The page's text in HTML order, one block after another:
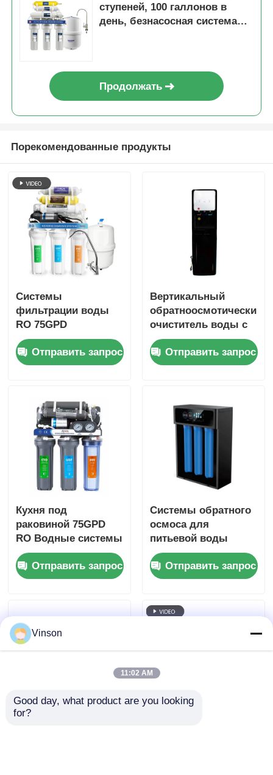
ступеней, 100 галлонов в
день, безнасосная система
Продолжать
Порекомендованные продукты
Системы
фильтрации воды
RO 75GPD
Очиститель воды с
минеральным
щелочным
Отправить запрос
Вертикальный
обратноосмотический
очиститель воды с
диспенсером
горячей и холодной
воды для дома
Отправить запрос
Кухня под
раковиной 75GPD
RO Водные системы
с двойным
датчиком давления
Отправить запрос
Системы обратного
осмоса для
питьевой воды
600GPD 800GPD
Коммерческая
система обратного
Отправить запрос
Vinson
11:02 AM
Good day, what product are you looking
for?